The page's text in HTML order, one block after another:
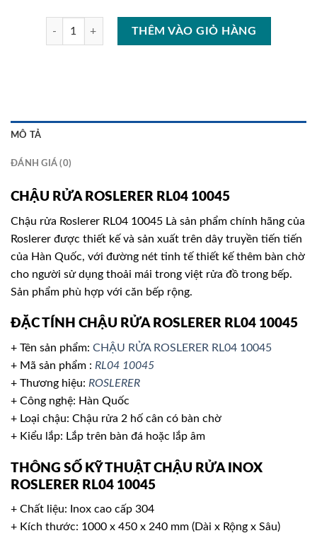
CHẬU RỬA ROSLERER RL04 10045 số lượng
THÊM VÀO GIỎ HÀNG
MÔ TẢ
ĐÁNH GIÁ (0)
CHẬU RỬA ROSLERER RL04 10045
Chậu rửa Roslerer RL04 10045 Là sản phẩm chính hãng của
Roslerer được thiết kế và sản xuất trên dây truyền tiến tiến
của Hàn Quốc, với đường nét tinh tế thiết kế thêm bàn chờ
cho người sử dụng thoải mái trong việt rửa đồ trong bếp.
Sản phẩm phù hợp với căn bếp rộng.
ĐẶC TÍNH CHẬU RỬA ROSLERER RL04 10045
+ Tên sản phẩm: CHẬU RỬA ROSLERER RL04 10045
+ Mã sản phẩm : RL04 10045
+ Thương hiệu: ROSLERER
+ Công nghệ: Hàn Quốc
+ Loại chậu: Chậu rửa 2 hố cân có bàn chờ
+ Kiểu lắp: Lắp trên bàn đá hoặc lắp âm
THÔNG SỐ KỸ THUẬT CHẬU RỬA INOX
ROSLERER RL04 10045
+ Chất liệu: Inox cao cấp 304
+ Kích thước: 1000 x 450 x 240 mm (Dài x Rộng x Sâu)